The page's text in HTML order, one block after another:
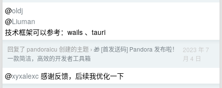
@oldj
@Liuman
技术框架可以参考：wails 、tauri
回复了 pandoraicu 创建的主题 › 🎁 [首发送码] Pandora 发布啦！
一款简洁，高效的开发者工具箱
2023 年 7
月 4 日
@xyxalexc 感谢反馈，后续我优化一下